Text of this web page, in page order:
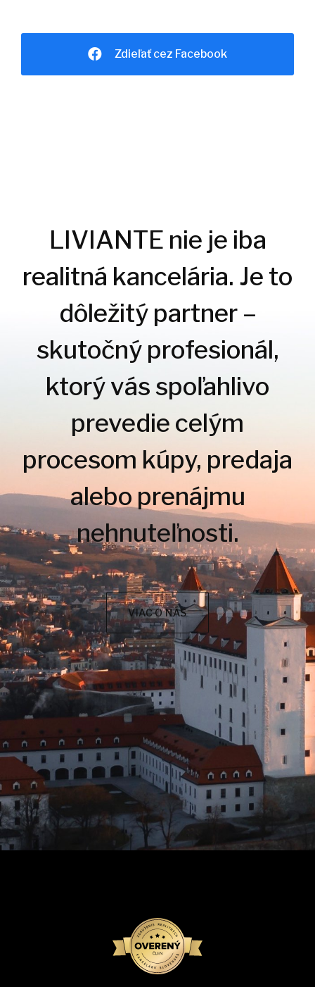
Zdieľať cez Facebook
LIVIANTE nie je iba
realitná kancelária. Je to
dôležitý partner –
skutočný profesionál,
ktorý vás spoľahlivo
prevedie celým
procesom kúpy, predaja
alebo prenájmu
nehnuteľnosti.
VIAC O NÁS